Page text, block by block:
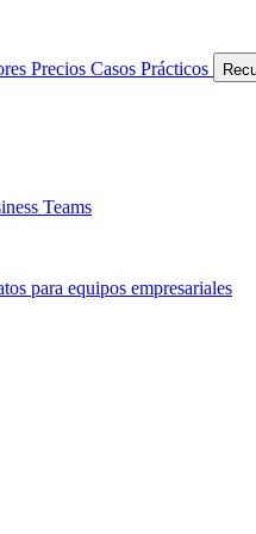
Precios Casos Prácticos
Teams
para equipos empresariales